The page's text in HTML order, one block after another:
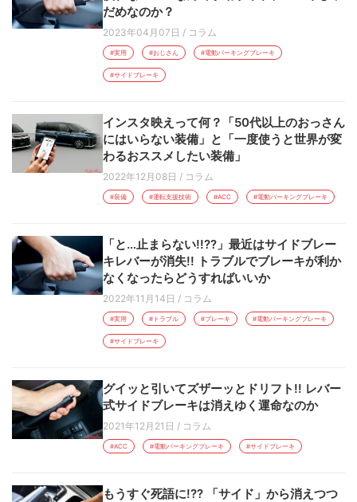
だめなのか？
2023年04月07日 / コラム
#実用 #おじさん #電動パーキングブレーキ
#サイドブレーキ
インスタ映えって何？「50代以上のおっさん
にはいらない装備」と「一度使うと世界が変
わるおススメしたい装備」
2022年12月08日 / コラム
#装備 #運転支援技術 #ACC #電動パーキングブレーキ
「と…止まらない!!??」最近はサイドブレー
キレバーが消失!! トラブルでブレーキが利か
なくなったらどうすればいいか
2022年11月14日 / コラム
#実用 #トラブル #ブレーキ #電動パーキングブレーキ
#サイドブレーキ
グイッと引いてズザーッとドリフト!! レバー
式サイドブレーキは消えゆく運命なのか
2021年12月21日 / コラム
#ACC #電動パーキングブレーキ #サイドブレーキ
もうすぐ死語に!?? 「サイド」から消えつつ